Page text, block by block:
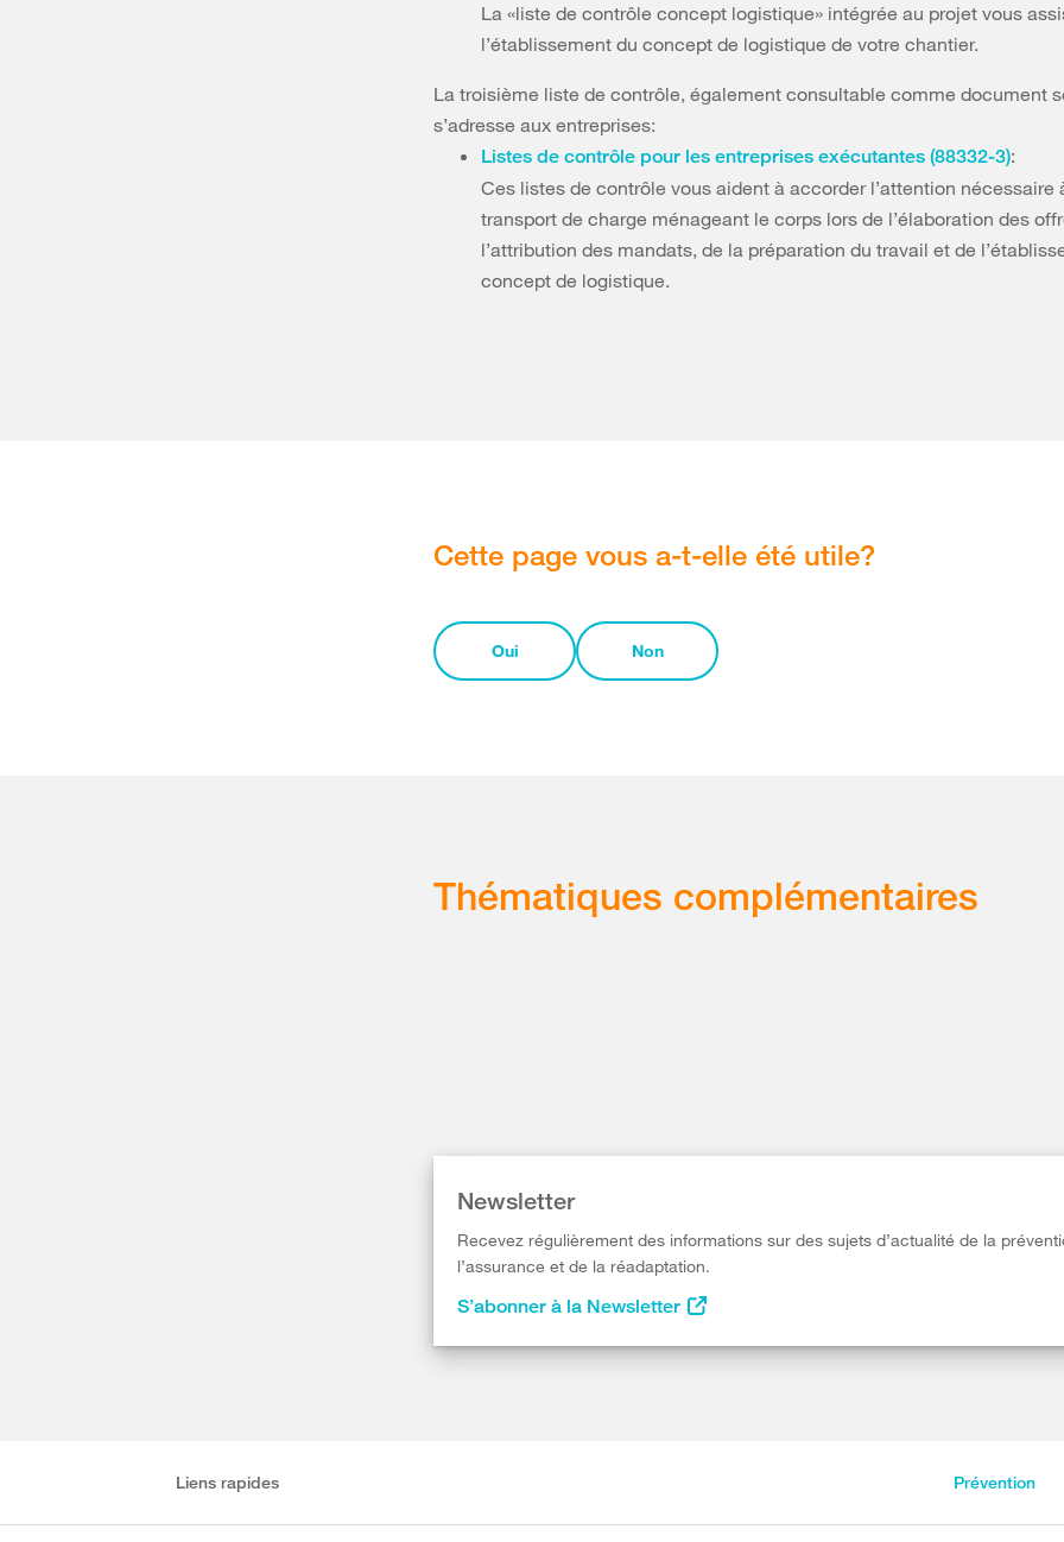
La «liste de contrôle concept logistique» intégrée au projet vous
l’établissement du concept de logistique de votre chantier.
La troisième liste de contrôle, également consultable comme document
s’adresse aux entreprises:
Listes de contrôle pour les entreprises exécutantes (88332-3):
Ces listes de contrôle vous aident à accorder l’attention nécessaire
transport de charge ménageant le corps lors de l’élaboration des
l’attribution des mandats, de la préparation du travail et de
concept de logistique.
Cette page vous a-t-elle été utile?
Oui Non
Thématiques complémentaires
Newsletter
Recevez régulièrement des informations sur des sujets d’actualité de la
l’assurance et de la réadaptation.
S’abonner à la Newsletter
Liens rapides Prévention